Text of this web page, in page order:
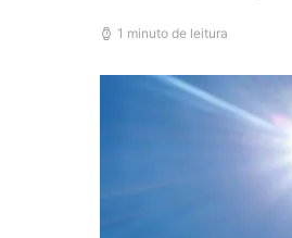
1 minuto de leitura